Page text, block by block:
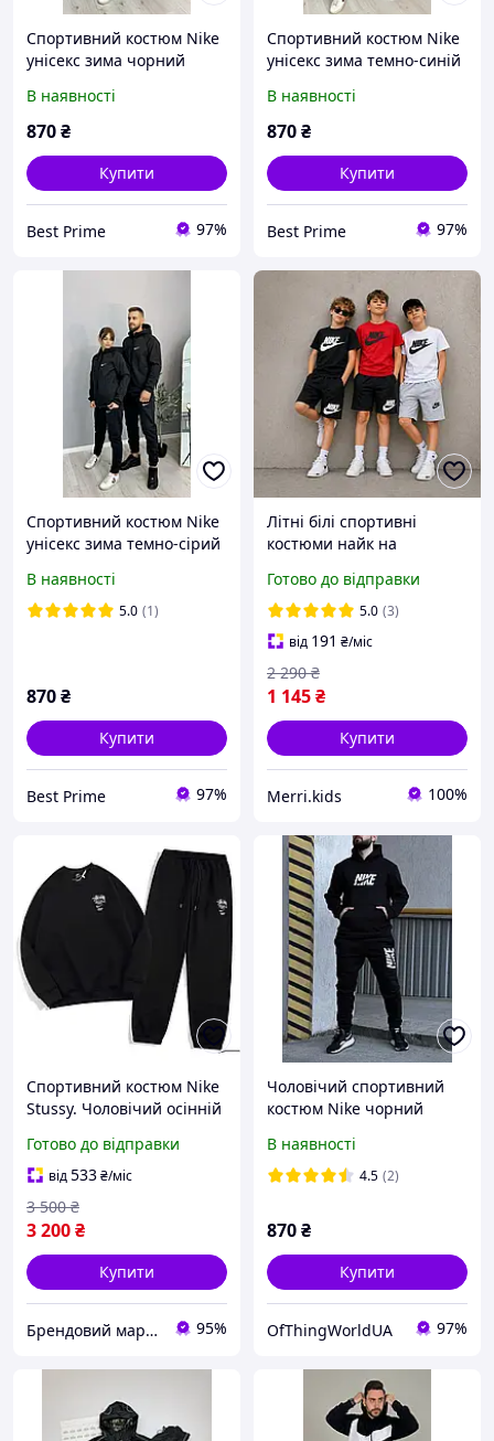
Спортивний костюм Nike
унісекс зима чорний
В наявності
870₴
Купити
Best Prime 97%
Спортивний костюм Nike
унісекс зима темно-синій
В наявності
870₴
Купити
Best Prime 97%
Спортивний костюм Nike
унісекс зима темно-сірий
В наявності
5.0 (1)
870₴
Купити
Best Prime 97%
Літні білі спортивні
костюми найк на
років, дитячий чорний
комплект nike футболка
шорти з принтом
Готово до відправки
5.0 (3)
від 191 ₴/міс
1 145₴
2 290 ₴
Купити
Merri.kids 100%
Спортивний костюм Nike
Stussy. Чоловічий осінній
світшот стуссі
Готово до відправки
від533₴/міс
3 200₴
3 500 ₴
Купити
Брендовий маркет 95%
Чоловічий спортивний
костюм Nike чорний
В наявності
4.5 (2)
870₴
Купити
OfThingWorldUA 97%